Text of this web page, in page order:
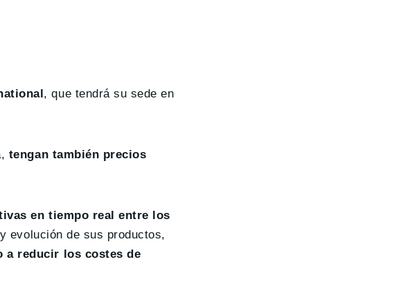
, que tendrá su sede en
tengan también precios
en tiempo real entre los
evolución de sus productos,
a reducir los costes de